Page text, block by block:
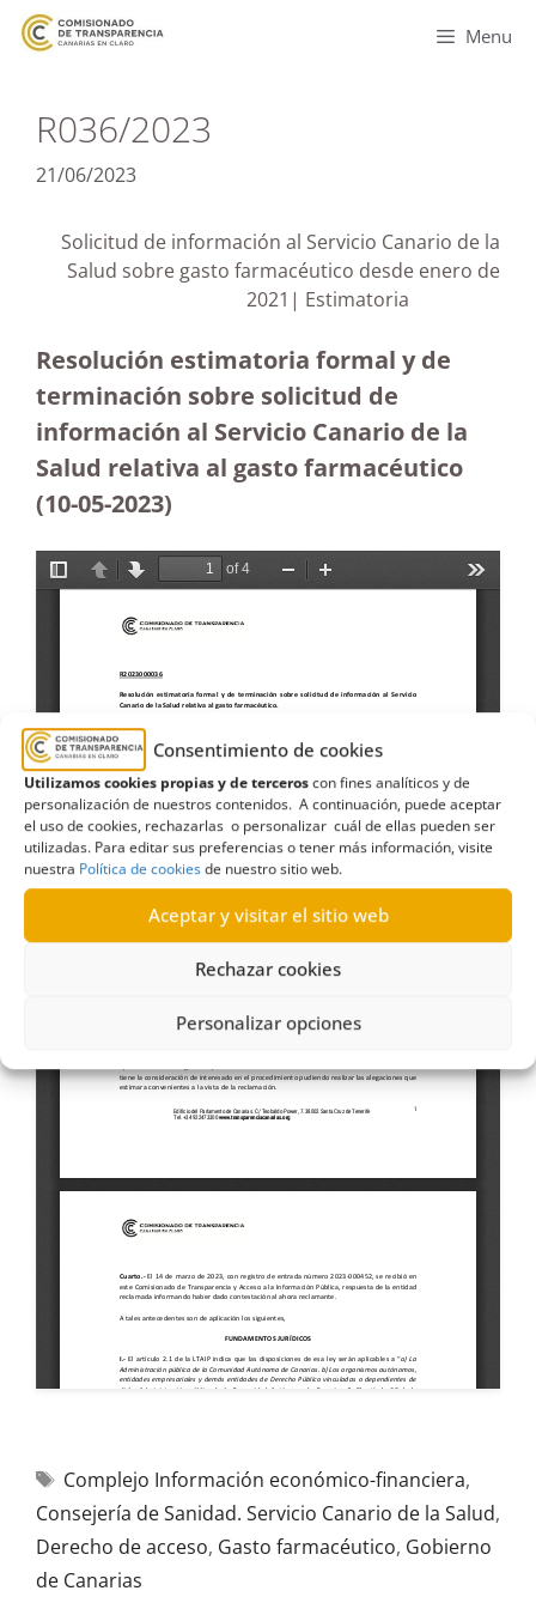
Consentimiento de cookies
Utilizamos cookies propias y de terceroscon fines analíticos y de
personalización de nuestros contenidos. A continuación, puede aceptar
el uso de cookies, rechazarlas o personalizar cuál de ellas pueden ser
utilizadas. Para editar sus preferencias o tener más información, visite
nuestra Política de cookiesde nuestro sitio web.
Aceptar y visitar el sitio web
Rechazar cookies
Personalizar opciones
Menu
R036/2023
21/06/2023
Solicitud de información al Servicio Canario de la
Salud sobre gasto farmacéutico desde enero de
2021| Estimatoria
Resolución estimatoria formal y de
terminación sobre solicitud de
información al Servicio Canario de la
Salud relativa al gasto farmacéutico
(10-05-2023)
Complejo Información económico-financiera,
Consejería de Sanidad. Servicio Canario de la Salud,
Derecho de acceso, Gasto farmacéutico, Gobierno
de Canarias